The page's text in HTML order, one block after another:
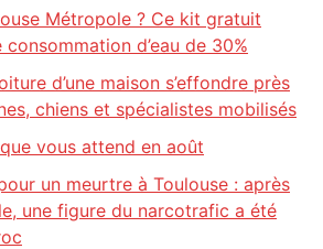
Métropole ? Ce kit gratuit
d’eau de 30%
d’une maison s’effondre près
chiens et spécialistes mobilisés
vous attend en août
un meurtre à Toulouse : après
une figure du narcotrafic a été